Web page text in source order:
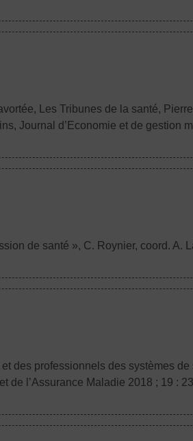
Les Tribunes de la santé,
Journal d’Economie et de gestion
de santé », C. Roynier, coord. A.
des professionnels des systèmes
de l’Assurance Maladie 2018 ; 19 :